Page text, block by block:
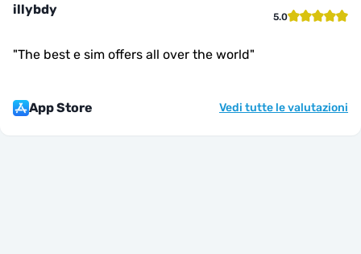
illybdy 5.0
"The best e sim offers all over the world"
App Store Vedi tutte le valutazioni